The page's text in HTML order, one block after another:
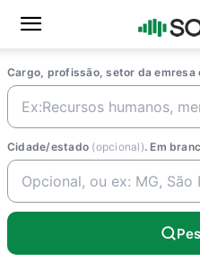
Cargo, profissão, setor da emresa
Cidade/estado (opcional). Em